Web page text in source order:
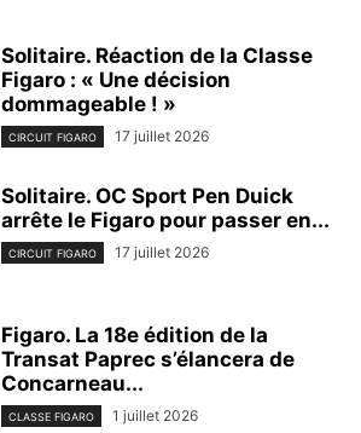
Solitaire. Réaction de la Classe
Figaro : « Une décision
dommageable ! »
CIRCUIT FIGARO 17 juillet 2026
Solitaire. OC Sport Pen Duick
arrête le Figaro pour passer en...
CIRCUIT FIGARO 17 juillet 2026
Figaro. La 18e édition de la
Transat Paprec s’élancera de
Concarneau...
CLASSE FIGARO 1 juillet 2026